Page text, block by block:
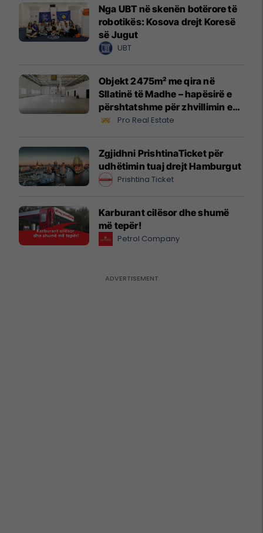
Nga UBT në skenën botërore të
robotikës: Kosova drejt Koresë
së Jugut
UBT
Objekt 2475m² me qira në
Sllatinë të Madhe – hapësirë e
përshtatshme për zhvillimin e
biznesit #16068
Pro Real Estate
Zgjidhni PrishtinaTicket për
udhëtimin tuaj drejt Hamburgut
Prishtina Ticket
Karburant cilësor dhe shumë
më tepër!
Petrol Company